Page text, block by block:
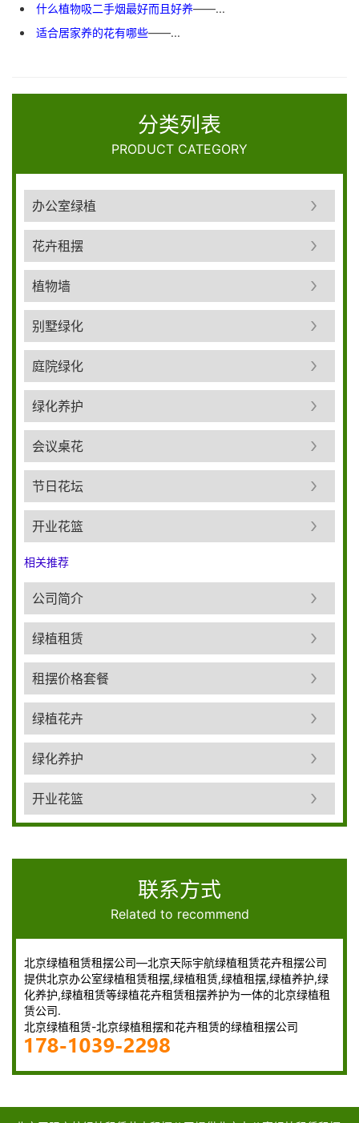
什么植物吸二手烟最好而且好养——...
适合居家养的花有哪些——...
分类列表
PRODUCT CATEGORY
办公室绿植
花卉租摆
植物墙
别墅绿化
庭院绿化
绿化养护
会议桌花
节日花坛
开业花篮
相关推荐
公司简介
绿植租赁
租摆价格套餐
绿植花卉
绿化养护
开业花篮
联系方式
Related to recommend
北京绿植租赁租摆公司—北京天际宇航绿植租赁花卉租摆公司
提供北京办公室绿植租赁租摆,绿植租赁,绿植租摆,绿植养护,绿
化养护,绿植租赁等绿植花卉租赁租摆养护为一体的北京绿植租
赁公司.
北京绿植租赁-北京绿植租摆和花卉租赁的绿植租摆公司